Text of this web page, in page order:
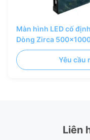
Màn hình LED cố
Dòng Zirca
sáng tạo ngoài trời
Yêu cầu
Liên